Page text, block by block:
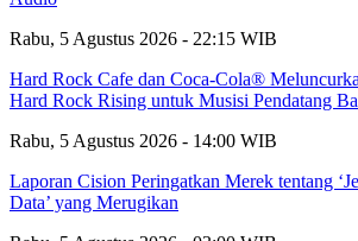
Rabu, 5 Agustus 2026 - 22:15 WIB
Hard Rock Cafe dan Coca-Cola®
Hard Rock Rising untuk Musisi Pendatang
Rabu, 5 Agustus 2026 - 14:00 WIB
Laporan Cision Peringatkan Merek tentang
Data’ yang Merugikan